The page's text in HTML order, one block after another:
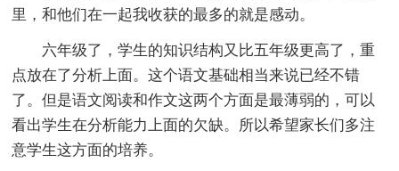
里，和他们在一起我收获的最多的就是感动。
六年级了，学生的知识结构又比五年级更高了，重
点放在了分析上面。这个语文基础相当来说已经不错
了。但是语文阅读和作文这两个方面是最薄弱的，可以
看出学生在分析能力上面的欠缺。所以希望家长们多注
意学生这方面的培养。